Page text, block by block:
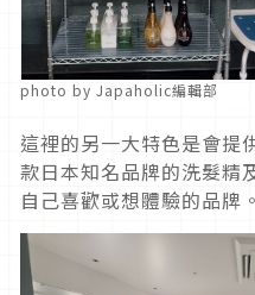
photo by Japaholic編輯部
這裡的另一大特色是會提
款日本知名品牌的洗髮精
自己喜歡或想體驗的品牌。